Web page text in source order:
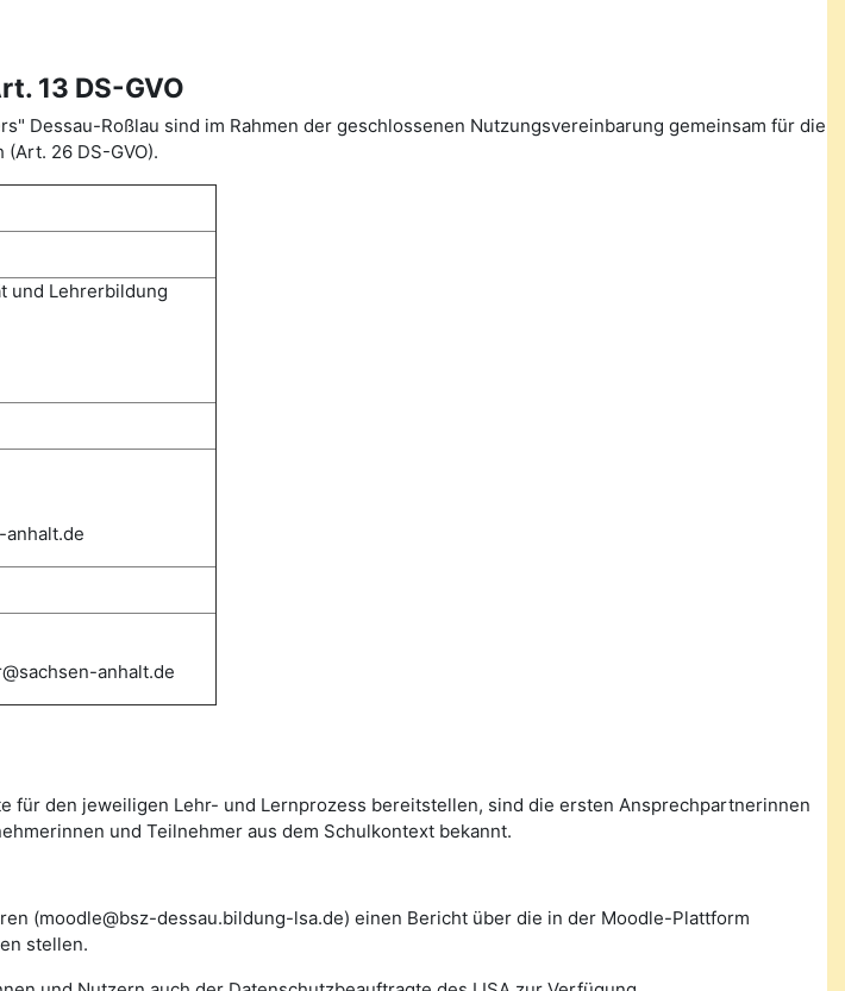
13 DS-GVO
Dessau-Roßlau sind im Rahmen der geschlossenen Nutzungsvereinbarung gemeinsam für die
26 DS-GVO).
und Lehrerbildung
anhalt.de
den jeweiligen Lehr- und Lernprozess bereitstellen, sind die ersten Ansprechpartnerinnen
und Teilnehmer aus dem Schulkontext bekannt.
(moodle@bsz-dessau.bildung-lsa.de) einen Bericht über die in der Moodle-Plattform
stellen.